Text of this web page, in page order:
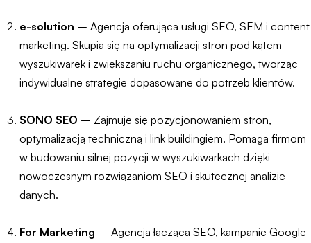
e-solution – Agencja oferująca usługi SEO, SEM i content
marketing. Skupia się na optymalizacji stron pod kątem
wyszukiwarek i zwiększaniu ruchu organicznego, tworząc
indywidualne strategie dopasowane do potrzeb klientów.
SONO SEO – Zajmuje się pozycjonowaniem stron,
optymalizacją techniczną i link buildingiem. Pomaga firmom
w budowaniu silnej pozycji w wyszukiwarkach dzięki
nowoczesnym rozwiązaniom SEO i skutecznej analizie
danych.
For Marketing – Agencja łącząca SEO, kampanie Google